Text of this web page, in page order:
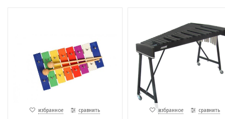
избранное сравнить избранное сравнить